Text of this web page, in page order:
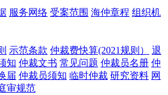
服务网络 受案范围 海仲章程 组织机
示范条款 仲裁费快算(2021规则）
退
知 仲裁文书 常见问题 仲裁员名册 仲
届 仲裁员须知 临时仲裁 研究资料 网
审规范